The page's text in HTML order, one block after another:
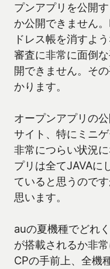
プンアプリを公開
か公開できません
ドレス帳を消すよ
審査に非常に面倒
開できません。そ
かります。
オープンアプリの
サイト、特にミニ
非常につらい状況
プリは全てJAVAに
ていると思うので
思います。
auの夏機種でどれ
が搭載されるか非
CPの手前上、全機